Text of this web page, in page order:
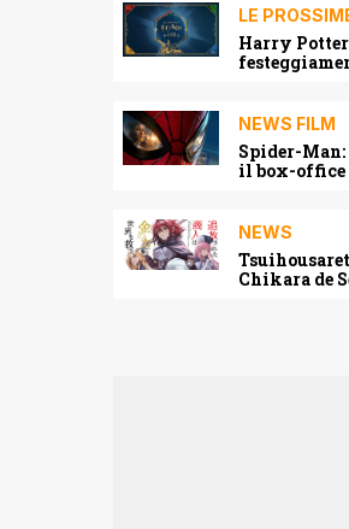
LE
Harry
NEWS FILM
Spider-
il box-office
NEWS
Chikara de